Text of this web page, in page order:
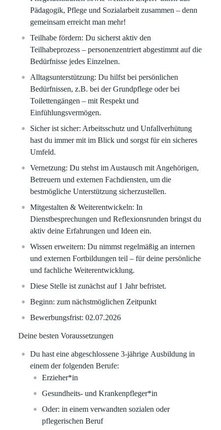
Pädagogik, Pflege und Sozialarbeit zusammen – denn
gemeinsam erreicht man mehr!
Teilhabe fördern: Du sicherst aktiv den
Teilhabeprozess – personenzentriert abgestimmt auf die
Bedürfnisse jedes Einzelnen.
Alltagsunterstützung: Du hilfst bei persönlichen
Bedürfnissen, z.B. bei der Grundpflege oder bei
Toilettengängen – mit Respekt und
Einfühlungsvermögen.
Sicher ist sicher: Arbeitsschutz und Unfallverhütung
hast du immer mit im Blick und sorgst für ein sicheres
Umfeld.
Vernetzung: Du stehst im Austausch mit Angehörigen,
Betreuern und externen Fachdiensten, um die
bestmögliche Unterstützung sicherzustellen.
Mitgestalten & Weiterentwickeln: In
Dienstbesprechungen und Reflexionsrunden bringst du
aktiv deine Erfahrungen und Ideen ein.
Wissen erweitern: Du nimmst regelmäßig an internen
und externen Fortbildungen teil – für deine persönliche
und fachliche Weiterentwicklung.
Diese Stelle ist zunächst auf 1 Jahr befristet.
Beginn: zum nächstmöglichen Zeitpunkt
Bewerbungsfrist: 02.07.2026
Deine besten Voraussetzungen
Du hast eine abgeschlossene 3-jährige Ausbildung in
einem der folgenden Berufe:
Erzieher*in
Gesundheits- und Krankenpfleger*in
Oder: in einem verwandten sozialen oder
pflegerischen Beruf